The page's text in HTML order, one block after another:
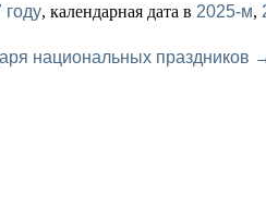
, календарная дата в 2025-м,
национальных праздников